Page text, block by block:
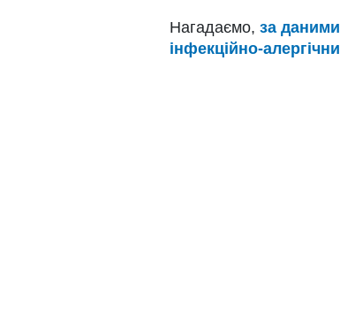
Нагадаємо, за
інфекційно-